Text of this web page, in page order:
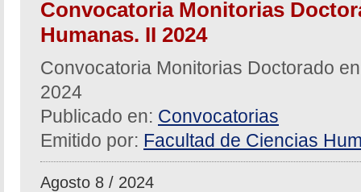
Convocatoria Monitorias
Humanas. II 2024
Convocatoria Monitorias Doctorado
2024
Publicado en: Convocatorias
Emitido por: Facultad de Ciencias
Agosto 8 / 2024